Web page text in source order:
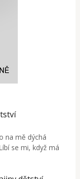
na mě dýchá
se mi, když má